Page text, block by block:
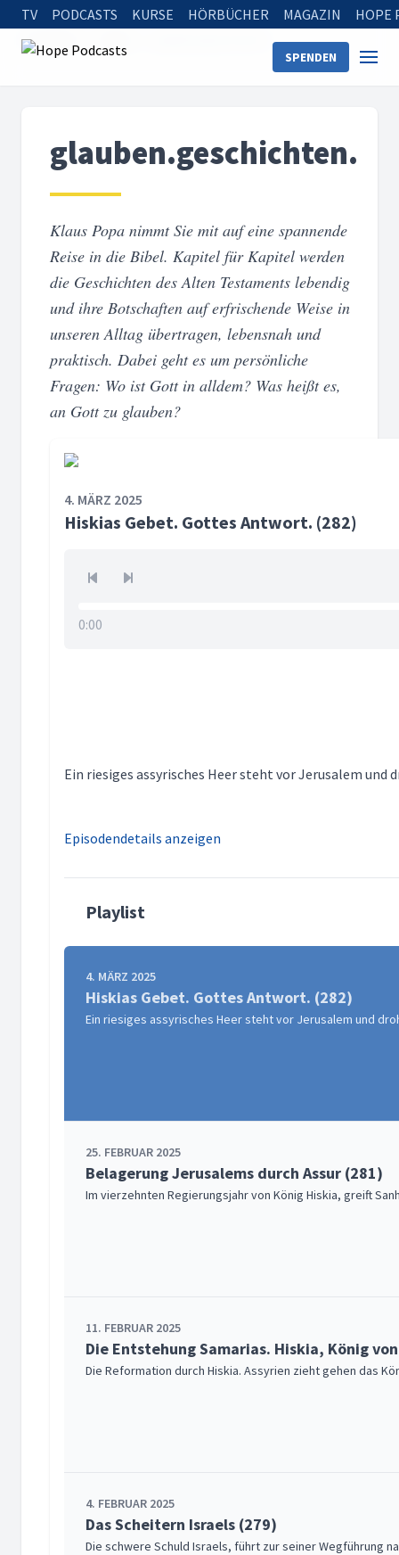
TV PODCASTS KURSE HÖRBÜCHER MAGAZIN HOPE
SPENDEN
Startseite glauben.geschichten.
glauben.geschichten.
Klaus Popa nimmt Sie mit auf eine spannende
Reise in die Bibel. Kapitel für Kapitel werden
die Geschichten des Alten Testaments lebendig
und ihre Botschaften auf erfrischende Weise in
unseren Alltag übertragen, lebensnah und
praktisch. Dabei geht es um persönliche
Fragen: Wo ist Gott in alldem? Was heißt es,
an Gott zu glauben?
4. MÄRZ 2025
Hiskias Gebet. Gottes Antwort. (282)
0:00
Ein riesiges assyrisches Heer steht vor Jerusalem
Episodendetails anzeigen
Playlist
4. MÄRZ 2025
Hiskias Gebet. Gottes Antwort. (282)
Ein riesiges assyrisches Heer steht vor Jerusalem und
25. FEBRUAR 2025
Belagerung Jerusalems durch Assur (281)
Im vierzehnten Regierungsjahr von König Hiskia, greift
11. FEBRUAR 2025
Die Entstehung Samarias. Hiskia, König
Die Reformation durch Hiskia. Assyrien zieht gehen das
4. FEBRUAR 2025
Das Scheitern Israels (279)
Die schwere Schuld Israels, führt zur seiner Wegführung